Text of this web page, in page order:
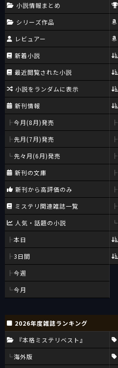
小説情報まとめ
シリーズ作品
レビュアー
新着小説
最近閲覧された小説
小説をランダムに表示
新刊情報
今月(8月)発売
先月(7月)発売
先々月(6月)発売
新刊の文庫
新刊から高評価のみ
ミステリ関連雑誌一覧
人気・話題の小説
本日
3日間
今週
今月
2026年度雑誌ランキング
『本格ミステリベスト』
海外版